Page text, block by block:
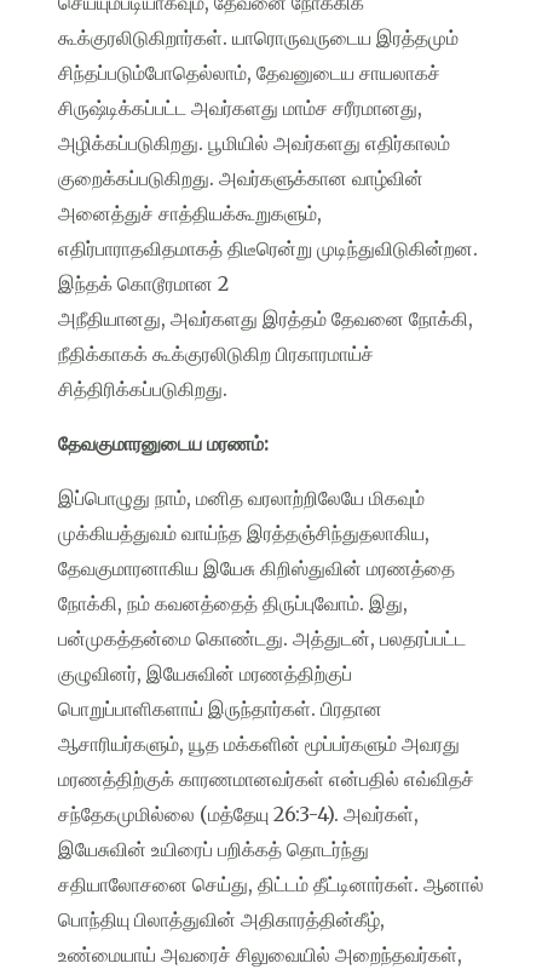
கூக்குரலிடுகிறார்கள். யாரொருவருடைய இரத்தமும்
சிந்தப்படும்போதெல்லாம், தேவனுடைய சாயலாகச்
சிருஷ்டிக்கப்பட்ட அவர்களது மாம்ச சரீரமானது,
அழிக்கப்படுகிறது. பூமியில் அவர்களது எதிர்காலம்
குறைக்கப்படுகிறது. அவர்களுக்கான வாழ்வின்
அனைத்துச் சாத்தியக்கூறுகளும்,
எதிர்பாராதவிதமாகத் திடீரென்று முடிந்துவிடுகின்றன.
இந்தக் கொடூரமான 2
அநீதியானது, அவர்களது இரத்தம் தேவனை நோக்கி,
நீதிக்காகக் கூக்குரலிடுகிற பிரகாரமாய்ச்
சித்திரிக்கப்படுகிறது.
தேவகுமாரனுடைய மரணம்:
இப்பொழுது நாம், மனித வரலாற்றிலேயே மிகவும்
முக்கியத்துவம் வாய்ந்த இரத்தஞ்சிந்துதலாகிய,
தேவகுமாரனாகிய இயேசு கிறிஸ்துவின் மரணத்தை
நோக்கி, நம் கவனத்தைத் திருப்புவோம். இது,
பன்முகத்தன்மை கொண்டது. அத்துடன், பலதரப்பட்ட
குழுவினர், இயேசுவின் மரணத்திற்குப்
பொறுப்பாளிகளாய் இருந்தார்கள். பிரதான
ஆசாரியர்களும், யூத மக்களின் மூப்பர்களும் அவரது
மரணத்திற்குக் காரணமானவர்கள் என்பதில் எவ்விதச்
சந்தேகமுமில்லை (மத்தேயு 26:3-4). அவர்கள்,
இயேசுவின் உயிரைப் பறிக்கத் தொடர்ந்து
சதியாலோசனை செய்து, திட்டம் தீட்டினார்கள். ஆனால்
பொந்தியு பிலாத்துவின் அதிகாரத்தின்கீழ்,
உண்மையாய் அவரைச் சிலுவையில் அறைந்தவர்கள்,